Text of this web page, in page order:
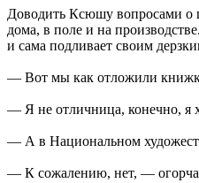
Доводить Ксюшу вопросами о
дома, в поле и на
и сама подливает своим
— Вот мы как отложили
— Я не отличница, конечно, я
— А в Национальном
— К сожалению, нет, —